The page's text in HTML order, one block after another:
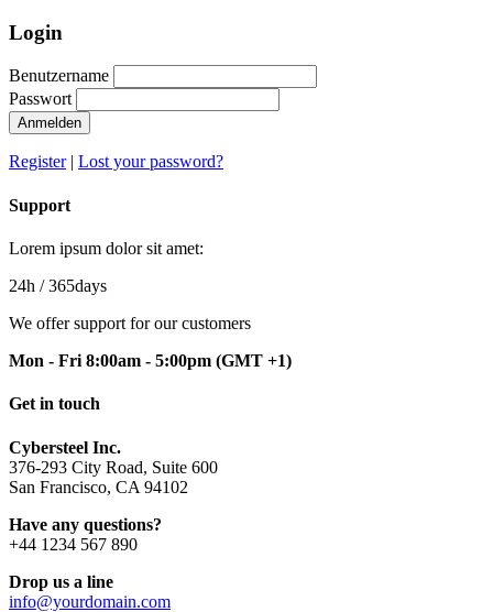
Login
Benutzername
Passwort
Anmelden
Register| Lost your password?
Support
Lorem ipsum dolor sit amet:
24h / 365days
We offer support for our customers
Mon - Fri 8:00am - 5:00pm (GMT +1)
Get in touch
Cybersteel Inc.
376-293 City Road, Suite 600
San Francisco, CA 94102
Have any questions?
+44 1234 567 890
Drop us a line
info@yourdomain.com